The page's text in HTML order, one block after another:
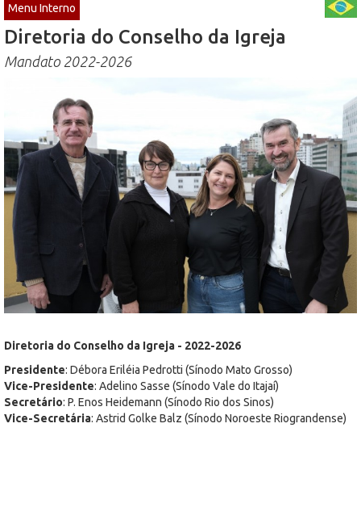
Menu Interno
Diretoria do Conselho da Igreja
Mandato 2022-2026
Diretoria do Conselho da Igreja - 2022-2026
Presidente: Débora Eriléia Pedrotti (Sínodo Mato Grosso)
Vice-Presidente: Adelino Sasse (Sínodo Vale do Itajaí)
Secretário: P. Enos Heidemann (Sínodo Rio dos Sinos)
Vice-Secretária: Astrid Golke Balz (Sínodo Noroeste Riograndense)